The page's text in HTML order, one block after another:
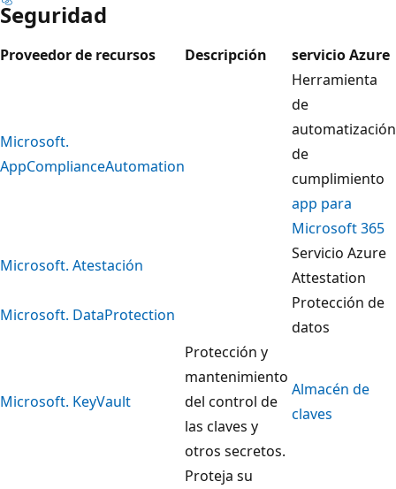
Seguridad
Proveedor de recursos Descripción servicio Azure
Microsoft.
AppComplianceAutomation
Herramienta
de
automatización
de
cumplimiento
app para
Microsoft 365
Microsoft. Atestación
Servicio Azure
Attestation
Microsoft. DataProtection
Protección de
datos
Microsoft. KeyVault
Protección y
mantenimiento
del control de
las claves y
otros secretos.
Almacén de
claves
Proteja su